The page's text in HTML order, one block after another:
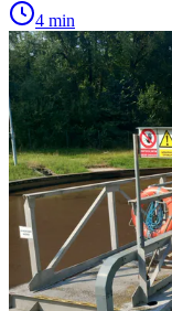
4 min